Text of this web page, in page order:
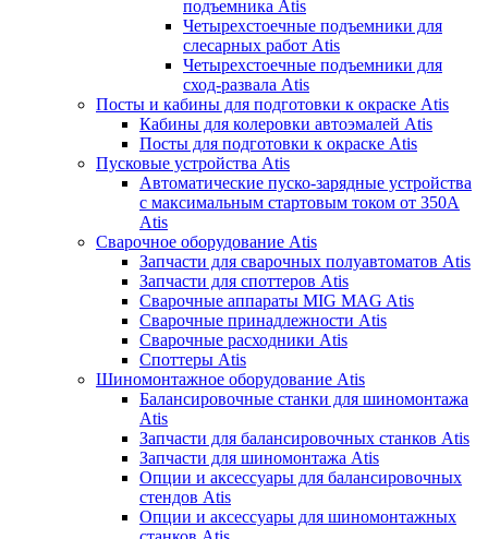
подъемника Atis
Четырехстоечные подъемники для
слесарных работ Atis
Четырехстоечные подъемники для
сход-развала Atis
Посты и кабины для подготовки к окраске Atis
Кабины для колеровки автоэмалей Atis
Посты для подготовки к окраске Atis
Пусковые устройства Atis
Автоматические пуско-зарядные устройства
с максимальным стартовым током от 350А
Atis
Сварочное оборудование Atis
Запчасти для сварочных полуавтоматов Atis
Запчасти для споттеров Atis
Сварочные аппараты MIG MAG Atis
Сварочные принадлежности Atis
Сварочные расходники Atis
Споттеры Atis
Шиномонтажное оборудование Atis
Балансировочные станки для шиномонтажа
Atis
Запчасти для балансировочных станков Atis
Запчасти для шиномонтажа Atis
Опции и аксессуары для балансировочных
стендов Atis
Опции и аксессуары для шиномонтажных